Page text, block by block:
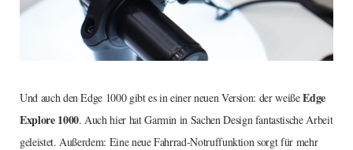
Und auch den Edge 1000 gibt es in einer neuen Version: der weißeEdge
Explore 1000. Auch hier hat Garmin in Sachen Design fantastische Arbeit
geleistet. Außerdem: Eine neue Fahrrad-Notruffunktion sorgt für mehr